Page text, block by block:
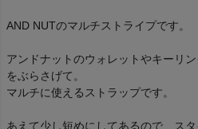
AND NUTのマルチストライプです。
アンドナットのウォレットやキーリ
をぶらさげて。
マルチに使えるストラップです。
あえて少し短めにしてあるので、ス